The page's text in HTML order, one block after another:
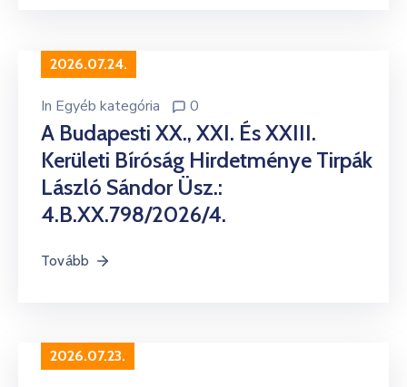
2026.07.24.
In Egyéb kategória 0
A Budapesti XX., XXI. És XXIII.
Kerületi Bíróság Hirdetménye Tirpák
László Sándor Üsz.:
4.B.XX.798/2026/4.
Tovább
2026.07.23.